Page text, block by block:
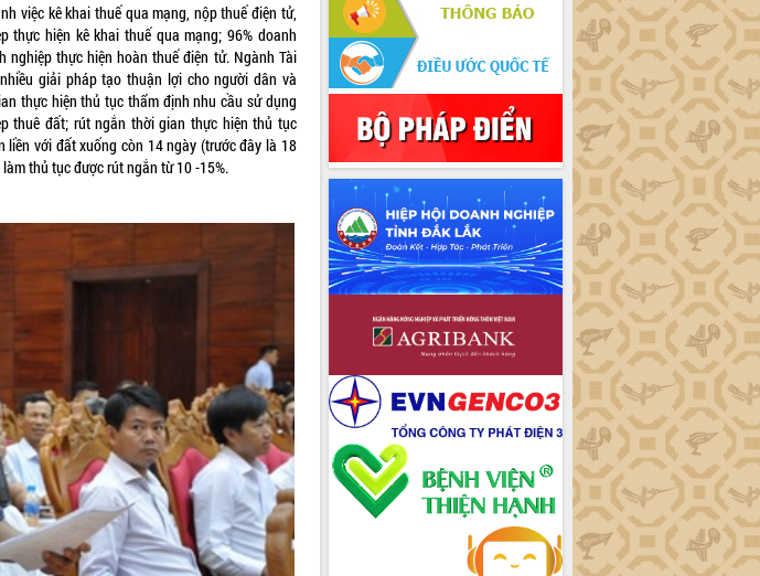
việc kê khai thuế qua mạng, nộp thuế điện tử,
thực hiện kê khai thuế qua mạng; 96% doanh
nghiệp thực hiện hoàn thuế điện tử. Ngành Tài
giải pháp tạo thuận lợi cho người dân và
thực hiện thủ tục thẩm định nhu cầu sử dụng
thuê đất; rút ngắn thời gian thực hiện thủ tục
với đất xuống còn 14 ngày (trước đây là 18
thủ tục được rút ngắn từ 10 -15%.